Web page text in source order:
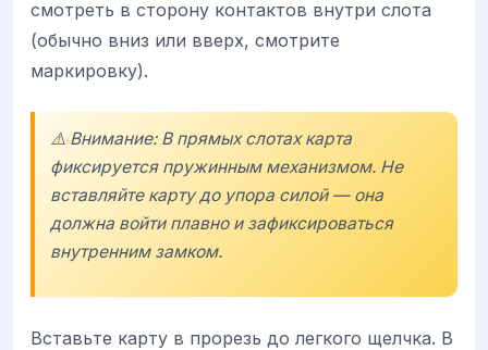
смотреть в сторону контактов внутри слота
(обычно вниз или вверх, смотрите
маркировку).
⚠️ Внимание: В прямых слотах карта
фиксируется пружинным механизмом. Не
вставляйте карту до упора силой — она
должна войти плавно и зафиксироваться
внутренним замком.
Вставьте карту в прорезь до легкого щелчка. В